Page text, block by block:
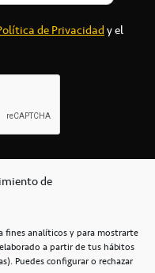
de
fines analíticos y para mostrarte
a partir de tus hábitos
Puedes configurar o rechazar
de Privacidady el